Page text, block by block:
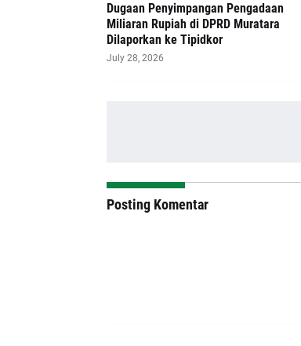
‎Dugaan Penyimpangan Pengadaan
Miliaran Rupiah di DPRD Muratara
Dilaporkan ke Tipidkor
July 28, 2026
Posting Komentar